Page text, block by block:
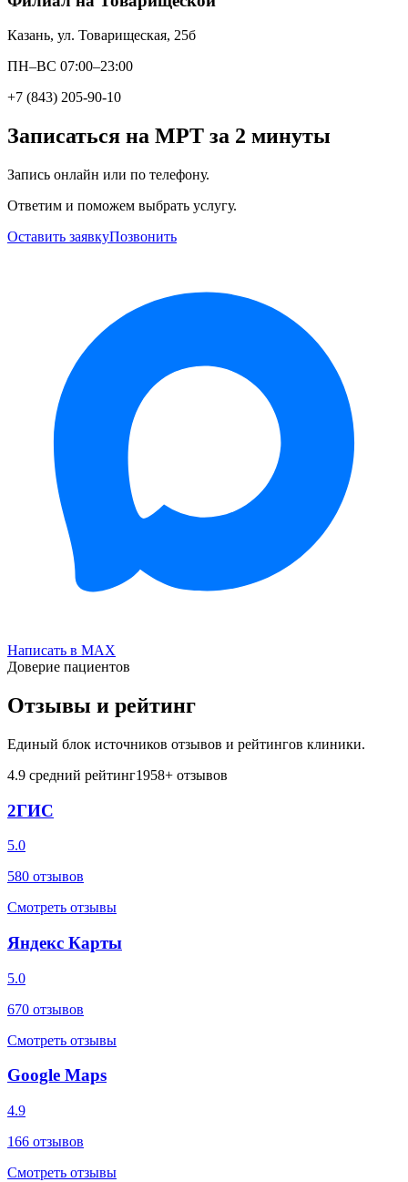
Казань, ул. Товарищеская, 25б
ПН–ВС 07:00–23:00
+7 (843) 205-90-10
Записаться на МРТ за 2 минуты
Запись онлайн или по телефону.
Ответим и поможем выбрать услугу.
Оставить заявкуПозвонить
Написать в MAX
Доверие пациентов
Отзывы и рейтинг
Единый блок источников отзывов и рейтингов клиники.
4.9 средний рейтинг1958+ отзывов
2ГИС
5.0
580 отзывов
Смотреть отзывы
Яндекс Карты
5.0
670 отзывов
Смотреть отзывы
Google Maps
4.9
166 отзывов
Смотреть отзывы